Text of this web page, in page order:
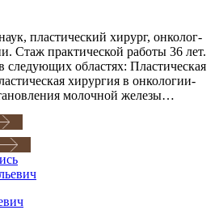
пластический хирург, онколог-
Стаж практической работы 36 лет.
следующих областях: Пластическая
хирургия в онкологии-
молочной железы…